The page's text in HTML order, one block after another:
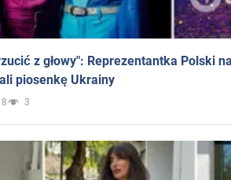
z głowy": Reprezentantka Polski
piosenkę Ukrainy
3